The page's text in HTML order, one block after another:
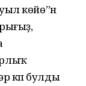
көйө”н
күп булды